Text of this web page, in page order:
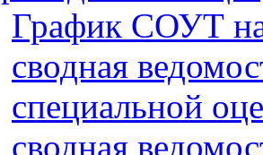
График СОУТ
сводная
специальной
сводная